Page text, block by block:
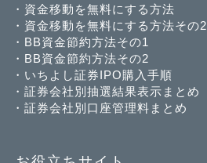
・ 資金移動を無料にする方法
・ 資金移動を無料にする方法その2
・ BB資金節約方法その1
・ BB資金節約方法その2
・ いちよし証券IPO購入手順
・ 証券会社別抽選結果表示まとめ
・ 証券会社別口座管理料まとめ